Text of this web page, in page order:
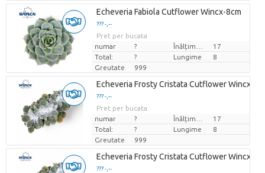
Echeveria Fabiola Cutflower Wincx-8cm
??? -,--
Pret per bucata
numar
?
17
Total:
? Lungime
8
Greutate
999
Echeveria Frosty Cristata Cutflower Wincx-
??? -,--
Pret per bucata
numar
?
17
Total:
? Lungime
8
Greutate
999
Echeveria Frosty Cristata Cutflower Wincx-
??? -,--